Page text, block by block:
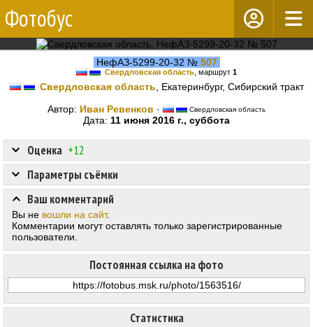
Фотобус
НефАЗ-5299-20-32 № 507
Свердловская область , маршрут 1
Свердловская область , Екатеринбург, Сибирский тракт
Автор: Иван Ревенков · Свердловская область
Дата: 11 июня 2016 г., суббота
Статистика
Оценка +12
Постоянная ссылка на фото
Параметры съёмки
Ваш комментарий
Вы не вошли на сайт.
Комментарии могут оставлять только зарегистрированные
пользователи.